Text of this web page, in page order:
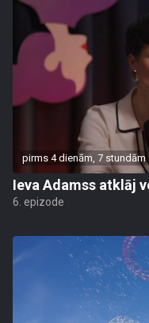
pirms 4 dienām, 7 stundām
Ieva Adamss atklāj
6. epizode